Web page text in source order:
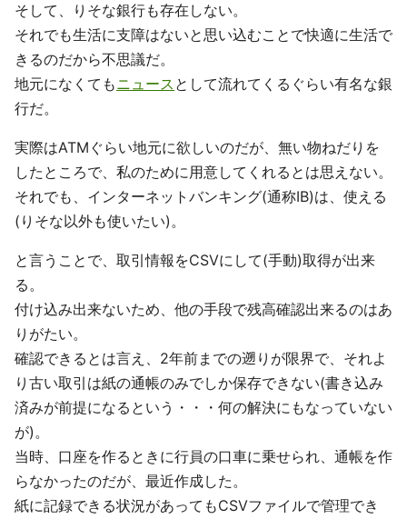
そして、りそな銀行も存在しない。
それでも生活に支障はないと思い込むことで快適に生活で
きるのだから不思議だ。
地元になくてもニュース として流れてくるぐらい有名な銀
行だ。
実際はATMぐらい地元に欲しいのだが、無い物ねだりを
したところで、私のために用意してくれるとは思えない。
それでも、インターネットバンキング(通称IB)は、使える
(りそな以外も使いたい)。
と言うことで、取引情報をCSVにして(手動)取得が出来
る。
付け込み出来ないため、他の手段で残高確認出来るのはあ
りがたい。
確認できるとは言え、2年前までの遡りが限界で、それよ
り古い取引は紙の通帳のみでしか保存できない(書き込み
済みが前提になるという・・・何の解決にもなっていない
が)。
当時、口座を作るときに行員の口車に乗せられ、通帳を作
らなかったのだが、最近作成した。
紙に記録できる状況があってもCSVファイルで管理でき